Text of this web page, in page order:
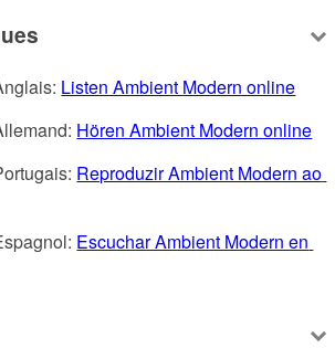
Listen Ambient Modern online
Hören Ambient Modern online
Reproduzir Ambient Modern ao
Escuchar Ambient Modern en